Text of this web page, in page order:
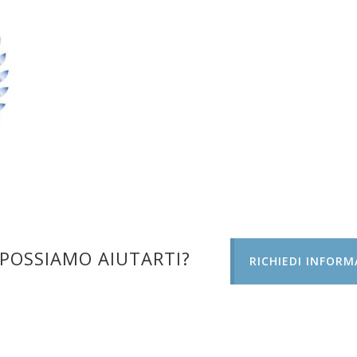
AIUTARTI? RICHIEDI